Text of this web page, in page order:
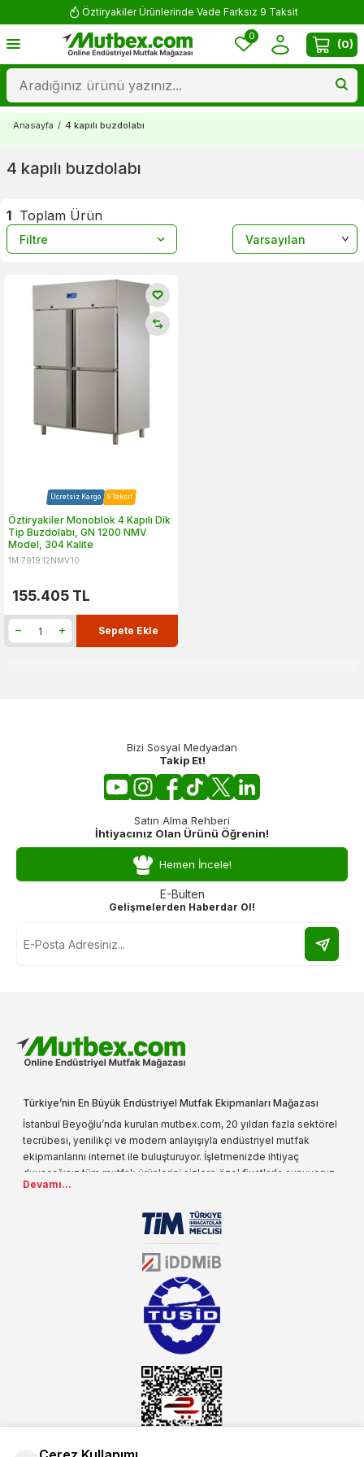
Öztiryakiler Ürünlerinde Vade Farksız 9 Taksit
0
(0)
Anasayfa / 4 kapılı buzdolabı
4 kapılı buzdolabı
1 Toplam Ürün
Filtre
Ücretsiz Kargo 9 Taksit
Öztiryakiler Monoblok 4 Kapılı Dik
Tip Buzdolabı, GN 1200 NMV
Model, 304 Kalite
1M.7919.12NMV.10
155.405 TL
Sepete Ekle
Bizi Sosyal Medyadan
Takip Et!
Satın Alma Rehberi
İhtiyacınız Olan Ürünü Öğrenin!
Hemen İncele!
E-Bülten
Gelişmelerden Haberdar Ol!
Türkiye’nin En Büyük Endüstriyel Mutfak Ekipmanları Mağazası
İstanbul Beyoğlu’nda kurulan mutbex.com, 20 yıldan fazla sektörel
tecrübesi, yenilikçi ve modern anlayışıyla endüstriyel mutfak
ekipmanlarını internet ile buluşturuyor. İşletmenizde ihtiyaç
duyacağınız tüm mutfak ürünlerini sizlere özel fiyatlarla sunuyoruz.
Endüstriyel mutfak malzemesi deyince akla gelen ilk adreslerden
sektörün farklı alanlarında da faliyet gösteren mutbex.com,
Öztiryakiler resmi bayisidir. Öztiryakiler ürünleri üzerinde büyük bir
donanıma sahip ekibi ile müşterilerine koşulsuz destek sunan
mutbex.com ile endüstriyel mutfak malzemeleri konusunda
alacağınız hizmet standartların her zaman üstünde olacaktır.
Devamı...